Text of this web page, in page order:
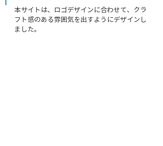
本サイトは、ロゴデザインに合わせて、クラ
フト感のある雰囲気を出すようにデザインし
ました。